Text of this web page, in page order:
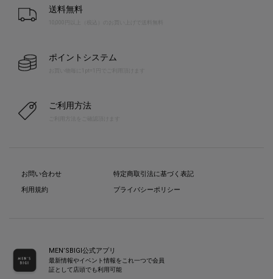
送料無料
10,000円以上（税込）のお買い上げで送料無料
ポイントシステム
お買い物毎に1pt=1円でご利用頂けます
ご利用方法
お問い合わせ
利用規約
特定商取引法に基づく表記
プライバシーポリシー
MEN’SBIGI公式アプリ
最新情報やイベント情報をこれ一つで会員
証として店頭でも利用可能